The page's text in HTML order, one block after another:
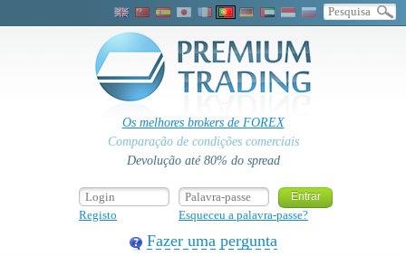
Os melhores brokers de FOREX
Comparação de condições comerciais
Devolução até 80% do spread
Registo Esqueceu a palavra-passe?
Fazer uma pergunta